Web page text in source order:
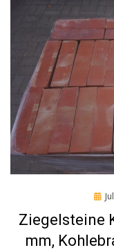
Ziegelsteine
mm,